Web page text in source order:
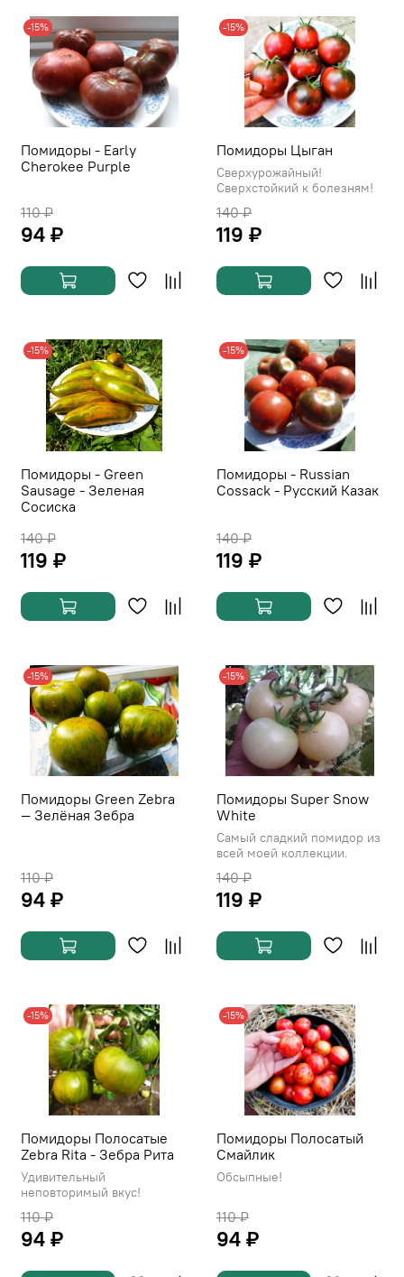
-15%
Помидоры - Early
Cherokee Purple
110 ₽
94 ₽
-15%
Помидоры Цыган
Сверхурожайный!
Сверхстойкий к болезням!
140 ₽
119 ₽
-15%
Помидоры - Green
Sausage - Зеленая
Сосиска
140 ₽
119 ₽
-15%
Помидоры - Russian
Cossack - Русский Казак
140 ₽
119 ₽
-15%
Помидоры Green Zebra
— Зелёная Зебра
110 ₽
94 ₽
-15%
Помидоры Super Snow
White
Самый сладкий помидор из
всей моей коллекции.
140 ₽
119 ₽
-15%
Помидоры Полосатые
Zebra Rita - Зебра Рита
Удивительный
неповторимый вкус!
110 ₽
94 ₽
-15%
Помидоры Полосатый
Смайлик
Обсыпные!
110 ₽
94 ₽